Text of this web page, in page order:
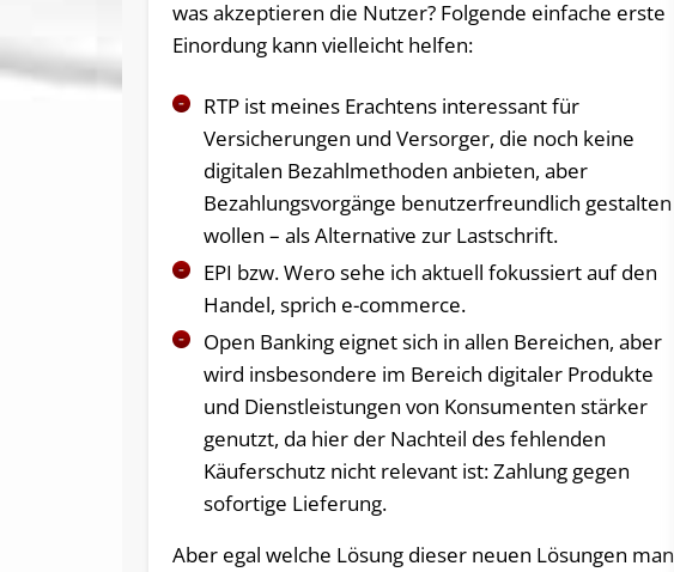
was akzeptieren die Nutzer? Folgende einfache erste
Einordung kann vielleicht helfen:
RTP ist meines Erachtens interessant für
Versicherungen und Versorger, die noch keine
digitalen Bezahlmethoden anbieten, aber
Bezahlungsvorgänge benutzerfreundlich gestalten
wollen – als Alternative zur Lastschrift.
EPI bzw. Wero sehe ich aktuell fokussiert auf den
Handel, sprich e-commerce.
Open Banking eignet sich in allen Bereichen, aber
wird insbesondere im Bereich digitaler Produkte
und Dienstleistungen von Konsumenten stärker
genutzt, da hier der Nachteil des fehlenden
Käuferschutz nicht relevant ist: Zahlung gegen
sofortige Lieferung.
Aber egal welche Lösung dieser neuen Lösungen man